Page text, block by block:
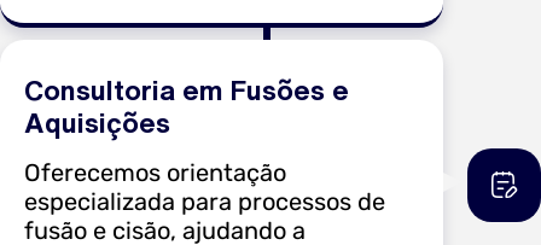
Consultoria em Fusões e
Aquisições
Oferecemos orientação
especializada para processos de
fusão e cisão, ajudando a